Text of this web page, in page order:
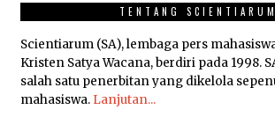
TENTANG SCIENTIARUM
Scientiarum (SA), lembaga pers
Kristen Satya Wacana, berdiri pada 1998.
salah satu penerbitan yang dikelola
mahasiswa. Lanjutan...